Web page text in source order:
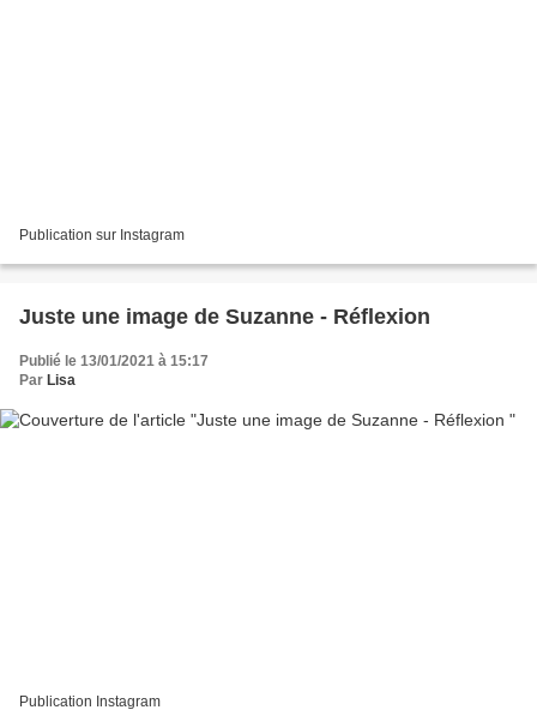
Publication sur Instagram
Juste une image de Suzanne - Réflexion
Publié le 13/01/2021 à 15:17
Par Lisa
Publication Instagram